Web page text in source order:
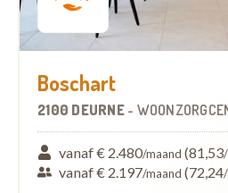
Boschart
2100 DEURNE -
vanaf € 2.480/maand (81,53
vanaf € 2.197/maand (72,24